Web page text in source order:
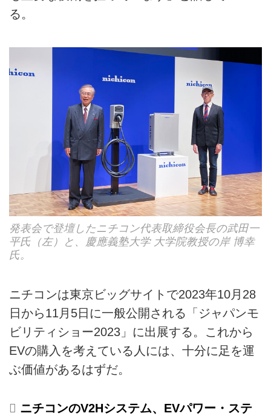
る。
発表会で登壇したニチコン代表取締役会長の武田一
平氏（左）と、慶應義塾大学 大学院教授の岸 博幸
氏。
ニチコンは東京ビッグサイトで2023年10月28
日から11月5日に一般公開される「ジャパンモ
ビリティショー2023」に出展する。これから
EVの購入を考えている人には、十分に足を運
ぶ価値があるはずだ。
ニチコンのV2Hシステム、EVパワー・ステ